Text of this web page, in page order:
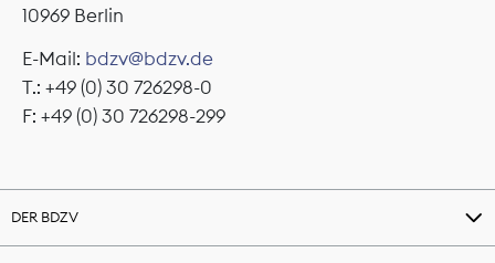
10969 Berlin
E-Mail: bdzv@bdzv.de
T.: +49 (0) 30 726298-0
F: +49 (0) 30 726298-299
DER BDZV